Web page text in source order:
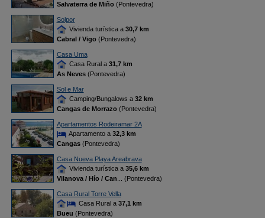
Salvaterra de Miño(Pontevedra)
Solpor
Vivienda turística a 30,7 km
Cabral / Vigo(Pontevedra)
Casa Uma
Casa Rural a 31,7 km
As Neves(Pontevedra)
Sol e Mar
Camping/Bungalows a 32 km
Cangas de Morrazo(Pontevedra)
Apartamentos Rodeiramar 2A
Apartamento a 32,3 km
Cangas(Pontevedra)
Casa Nueva Playa Areabrava
Vivienda turística a 35,6 km
Vilanova / Hío / Can ... (Pontevedra)
Casa Rural Torre Vella
Casa Rural a 37,1 km
Bueu (Pontevedra)